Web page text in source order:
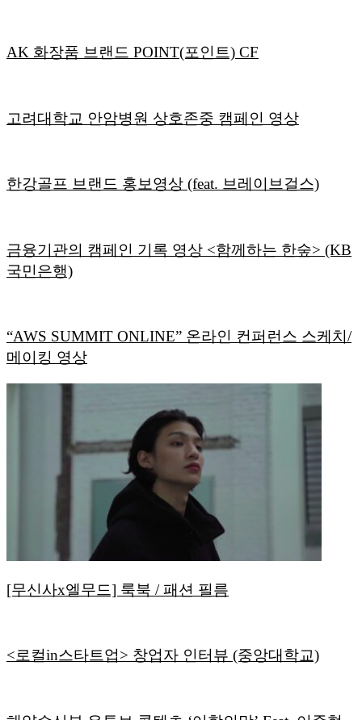
AK 화장품 브랜드 POINT(포인트) CF
고려대학교 안암병원 상호존중 캠페인 영상
한강골프 브랜드 홍보영상 (feat. 브레이브걸스)
금융기관의 캠페인 기록 영상 <함께하는 한숲> (KB
국민은행)
“AWS SUMMIT ONLINE” 온라인 컨퍼런스 스케치/
메이킹 영상
[무신사x엘무드] 룩북 / 패션 필름
<로컬in스타트업> 창업자 인터뷰 (중앙대학교)